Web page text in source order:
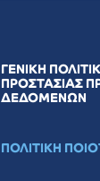
ΓΕΝΙΚΗ
ΠΡΟΣΤΑΣΙΑΣ
ΔΕΔΟΜΕΝΩΝ
ΠΟΛΙΤΙΚΗ